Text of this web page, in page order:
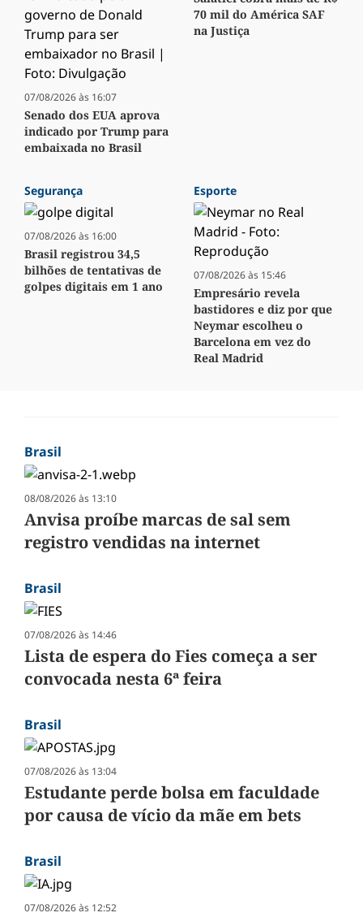
07/08/2026 às 16:07
Senado dos EUA aprova
indicado por Trump para
embaixada no Brasil
70 mil do América SAF
na Justiça
Segurança
07/08/2026 às 16:00
Brasil registrou 34,5
bilhões de tentativas de
golpes digitais em 1 ano
Esporte
07/08/2026 às 15:46
Empresário revela
bastidores e diz por que
Neymar escolheu o
Barcelona em vez do
Real Madrid
Brasil
08/08/2026 às 13:10
Anvisa proíbe marcas de sal sem
registro vendidas na internet
Brasil
07/08/2026 às 14:46
Lista de espera do Fies começa a ser
convocada nesta 6ª feira
Brasil
07/08/2026 às 13:04
Estudante perde bolsa em faculdade
por causa de vício da mãe em bets
Brasil
07/08/2026 às 12:52